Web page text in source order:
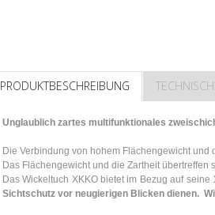
PRODUKTBESCHREIBUNG
Unglaublich zartes multifunktionales
Die Verbindung von hohem Flächengewicht
Das Flächengewicht und die Zartheit
Das Wickeltuch XKKO bietet im Bezug auf
Sichtschutz vor neugierigen Blicken dienen.